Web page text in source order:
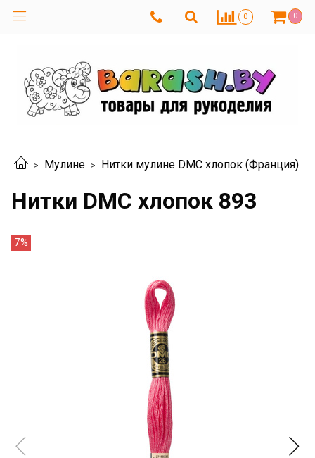
0 0
Мулине Нитки мулине DMC хлопок (Франция)
Нитки DMC хлопок 893
7%